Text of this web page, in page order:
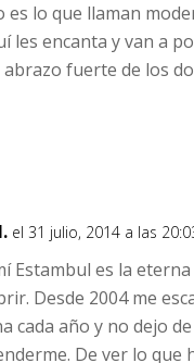
es lo que llaman
les encanta y van a
abrazo fuerte de los
el 31 julio, 2014 a las
Estambul es la
Desde 2004 me
cada año y no dejo de
De ver lo que